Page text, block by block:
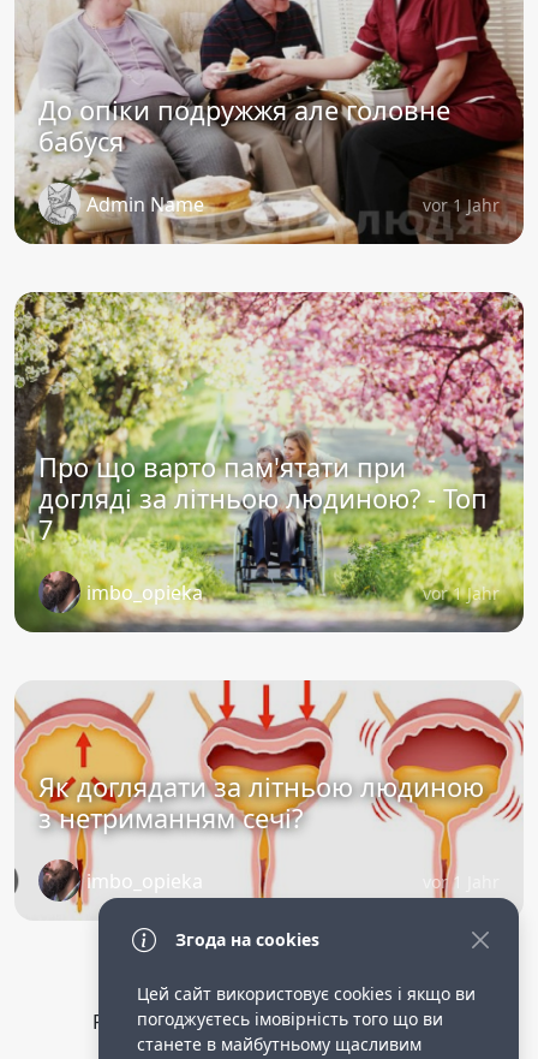
До опіки подружжя але головне
бабуся
Admin Name vor 1 Jahr
Про що варто пам'ятати при
догляді за літньою людиною? - Топ
7
imbo_opieka vor 1 Jahr
Як доглядати за літньою людиною
з нетриманням сечі?
imbo_opieka vor 1 Jahr
Privacy Policy
public terms of service
Згода на cookies
Цей сайт використовує cookies і якщо ви
погоджуєтесь імовірність того що ви
станете в майбутньому щасливим